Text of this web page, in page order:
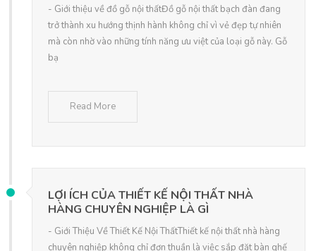
- Giới thiệu về đồ gỗ nội thấtĐồ gỗ nội thất bạch đàn đang
trở thành xu hướng thịnh hành không chỉ vì vẻ đẹp tự nhiên
mà còn nhờ vào những tính năng ưu việt của loại gỗ này. Gỗ
bạ
Read More
LỢI ÍCH CỦA THIẾT KẾ NỘI THẤT NHÀ
HÀNG CHUYÊN NGHIỆP LÀ GÌ
- Giới Thiệu Về Thiết Kế Nội ThấtThiết kế nội thất nhà hàng
chuyên nghiệp không chỉ đơn thuần là việc sắp đặt bàn ghế